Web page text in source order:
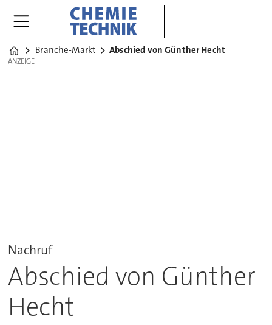
Home
Branche-Markt Abschied von Günther Hecht
ANZEIGE
ANZEIGE
Nachruf
Abschied von Günther
Hecht